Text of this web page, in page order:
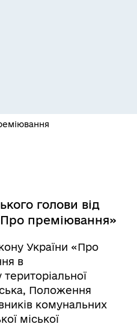
голови від
преміювання»
України «Про
в
територіальної
Положення
комунальних
міської